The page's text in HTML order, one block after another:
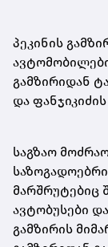
პეკინის
გამზირიდან
და
საგზაო
მარშრუტებიც
ავტობუსები
გამზირის